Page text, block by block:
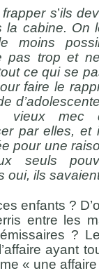
s’ils
la cabine. On
moins
pas trop et
ce qui se
faire le
d’
mec
par elles, et
pour une
seuls
oui, ils
enfants ?
entre les
?
ayant
« une